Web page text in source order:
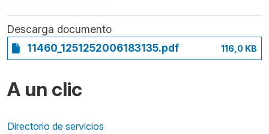
Descarga documento
11460_1251252006183135.pdf
116,0 KB
A un clic
Directorio de servicios